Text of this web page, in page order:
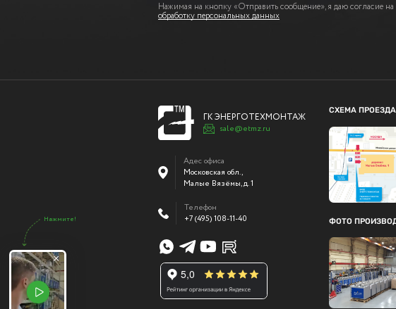
Нажимая на кнопку «Отправить сообщение», я даю согласие на
обработку персональных данных
ГК ЭНЕРГОТЕХМОНТАЖ
sale@etmz.ru
Адес офиса
Московская обл.,
Малые Вязёмы,д. 1
Телефон
+7 (495) 108-11-40
СХЕМА ПРОЕЗДА
ФОТО
Нажмите!